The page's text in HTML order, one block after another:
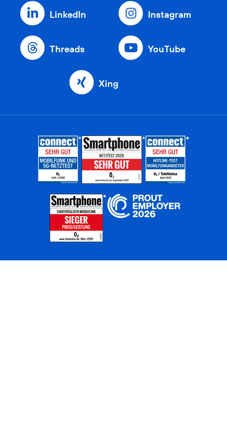
LinkedIn Instagram
Threads YouTube
Xing